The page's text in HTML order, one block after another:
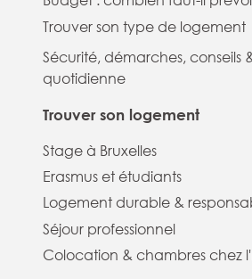
Trouver son type de logement
Sécurité, démarches, conseils
quotidienne
Trouver son logement
Stage à Bruxelles
Erasmus et étudiants
Logement durable &
Séjour professionnel
Colocation & chambres chez